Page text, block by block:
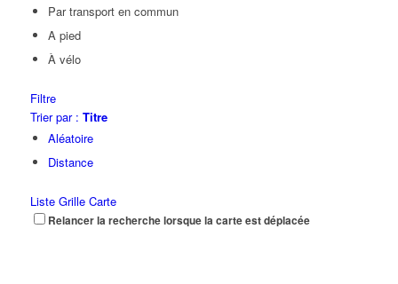
Par transport en commun
A pied
À vélo
Filtre
Trier par : Titre
Aléatoire
Distance
Liste Grille Carte
Relancer la recherche lorsque la carte est déplacée